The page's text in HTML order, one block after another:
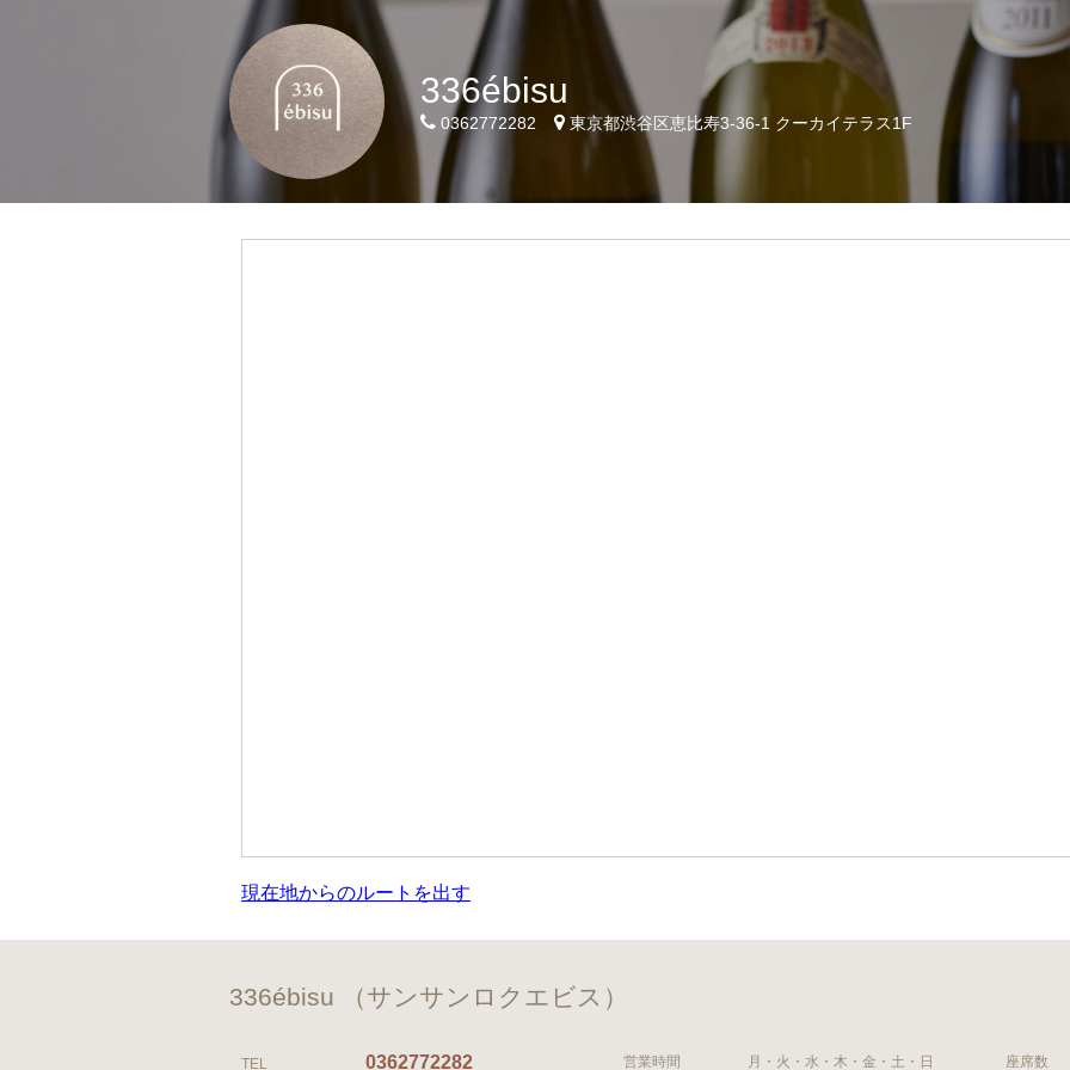
336ébisu
0362772282 東京都渋谷区恵比寿3-36-1 クーカイテラス1F
現在地からのルートを出す
336ébisu （サンサンロクエビス）
TEL 0362772282 営業時間 月・火・水・木・金・土・日 座席数